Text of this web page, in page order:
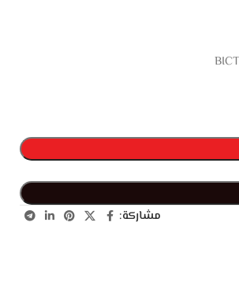
مشاركة: